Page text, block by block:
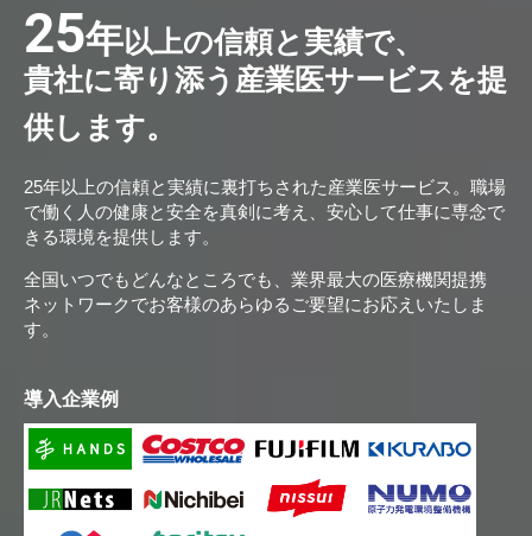
25年以上の信頼と実績で、
貴社に寄り添う産業医サービスを提
供します。
25年以上の信頼と実績に裏打ちされた産業医サービス。職場
で働く人の健康と安全を真剣に考え、安心して仕事に専念で
きる環境を提供します。
全国いつでもどんなところでも、業界最大の医療機関提携
ネットワークでお客様のあらゆるご要望にお応えいたしま
す。
導入企業例